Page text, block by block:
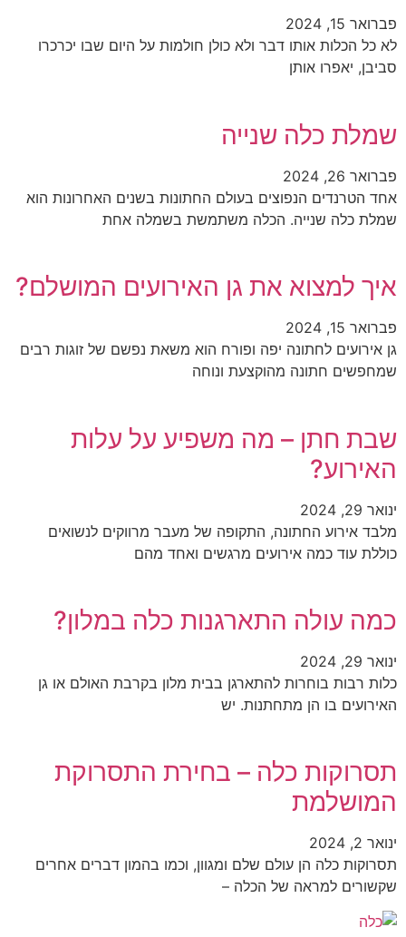
פברואר 15, 2024
לא כל הכלות אותו דבר ולא כולן חולמות על היום שבו יכרכרו
סביבן, יאפרו אותן
שמלת כלה שנייה
פברואר 26, 2024
אחד הטרנדים הנפוצים בעולם החתונות בשנים האחרונות הוא
שמלת כלה שנייה. הכלה משתמשת בשמלה אחת
איך למצוא את גן האירועים המושלם?
פברואר 15, 2024
גן אירועים לחתונה יפה ופורח הוא משאת נפשם של זוגות רבים
שמחפשים חתונה מהוקצעת ונוחה
שבת חתן – מה משפיע על עלות
האירוע?
ינואר 29, 2024
מלבד אירוע החתונה, התקופה של מעבר מרווקים לנשואים
כוללת עוד כמה אירועים מרגשים ואחד מהם
כמה עולה התארגנות כלה במלון?
ינואר 29, 2024
כלות רבות בוחרות להתארגן בבית מלון בקרבת האולם או גן
האירועים בו הן מתחתנות. יש
תסרוקות כלה – בחירת התסרוקת
המושלמת
ינואר 2, 2024
תסרוקות כלה הן עולם שלם ומגוון, וכמו בהמון דברים אחרים
שקשורים למראה של הכלה –